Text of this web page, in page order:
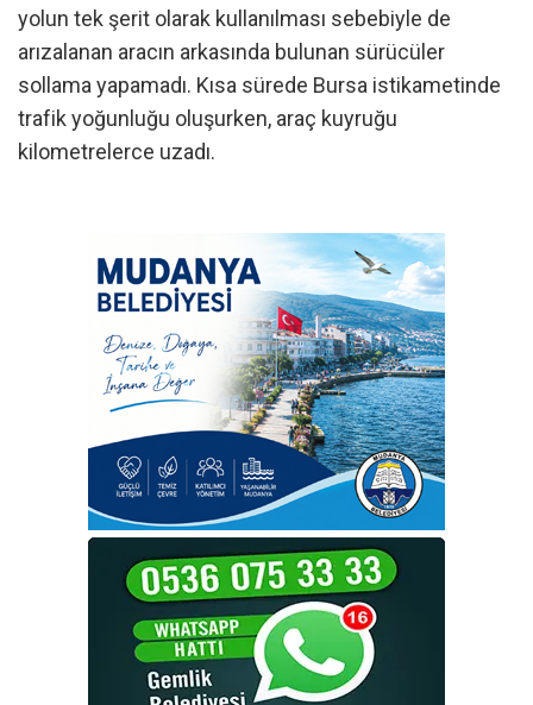
yolun tek şerit olarak kullanılması sebebiyle de
arızalanan aracın arkasında bulunan sürücüler
sollama yapamadı. Kısa sürede Bursa istikametinde
trafik yoğunluğu oluşurken, araç kuyruğu
kilometrelerce uzadı.